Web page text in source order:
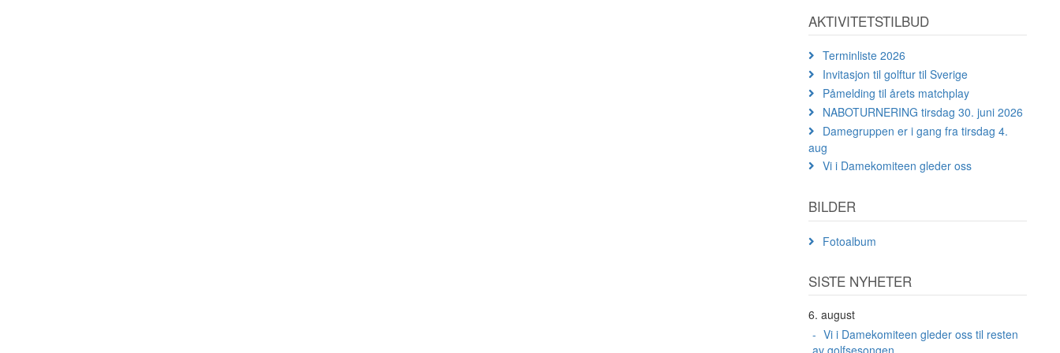
AKTIVITETSTILBUD
Terminliste 2026
Invitasjon til golftur til Sverige
Påmelding til årets matchplay
NABOTURNERING tirsdag 30. juni 2026
Damegruppen er i gang fra tirsdag 4.
aug
Vi i Damekomiteen gleder oss
BILDER
Fotoalbum
SISTE NYHETER
6. august
Vi i Damekomiteen gleder oss til resten
av golfsesongen